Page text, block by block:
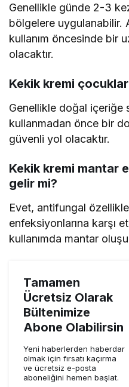
Genellikle günde 2-3
bölgelere uygulanabilir.
kullanım öncesinde bir
olacaktır.
Kekik kremi
Genellikle doğal içeriğe
kullanmadan önce bir
güvenli yol olacaktır.
Kekik kremi mantar
gelir mi?
Evet, antifungal
enfeksiyonlarına karşı
kullanımda mantar
Tamamen
Ücretsiz Olarak
Bültenimize
Abone Olabilirsin
Yeni haberlerden haberdar
olmak için fırsatı kaçırma
ve ücretsiz e-posta
aboneliğini hemen başlat.